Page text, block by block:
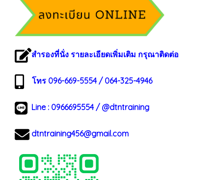
สำรองที่นั่ง รายละเอียดเพิ่มเติม กรุณาติดต่อ
โทร 096-669-5554 / 064-325-4946
Line : 0966695554/ @dtntraining
dtntraining456@gmail.com